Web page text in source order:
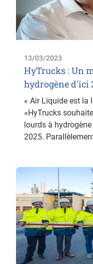
13/03/2023
HyTrucks : Un
hydrogène d'ici
« Air Liquide est la
»HyTrucks
lourds à
2025.